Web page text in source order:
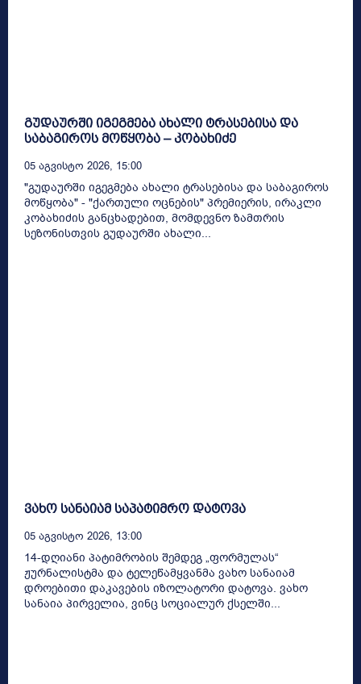
გუდაურში იგეგმება ახალი ტრასებისა და
საბაგიროს მოწყობა – კობახიძე
05 Აგვისტო 2026, 15:00
"გუდაურში იგეგმება ახალი ტრასებისა და საბაგიროს
მოწყობა" - "ქართული ოცნების" პრემიერის, ირაკლი
კობახიძის განცხადებით, მომდევნო ზამთრის
სეზონისთვის გუდაურში ახალი...
ვახო სანაიამ საპატიმრო დატოვა
05 Აგვისტო 2026, 13:00
14-დღიანი პატიმრობის შემდეგ „ფორმულას“
ჟურნალისტმა და ტელეწამყვანმა ვახო სანაიამ
დროებითი დაკავების იზოლატორი დატოვა. ვახო
სანაია პირველია, ვინც სოციალურ ქსელში...